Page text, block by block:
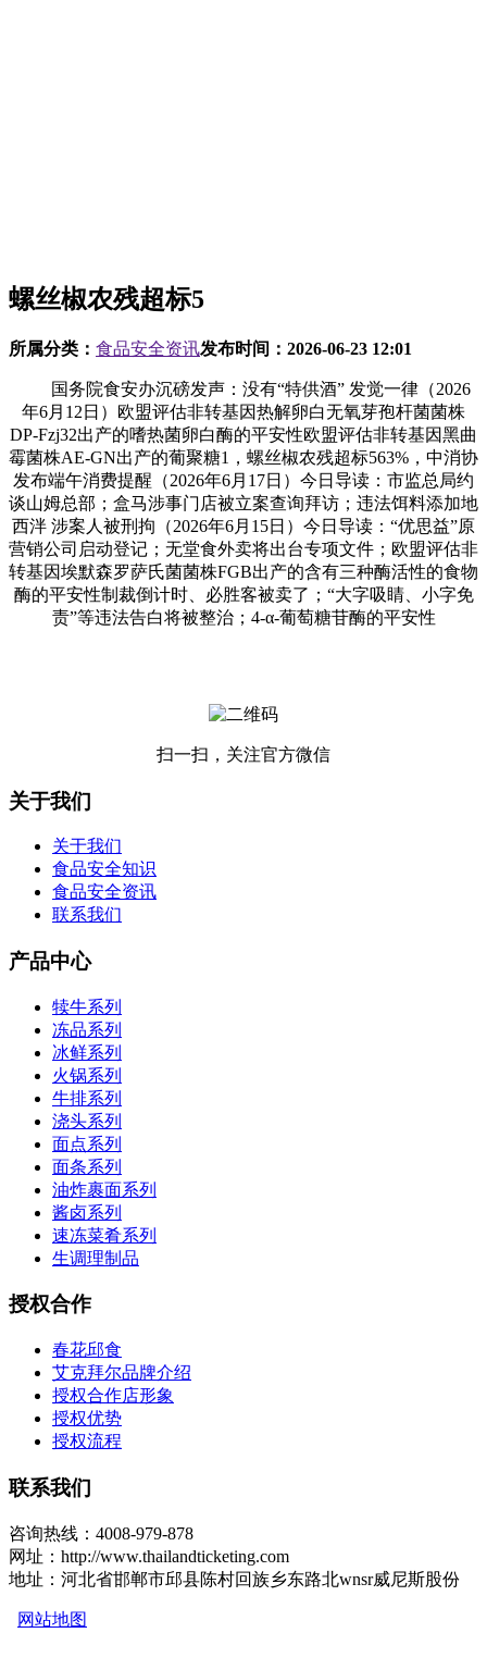
螺丝椒农残超标5
所属分类： 食品安全资讯发布时间： 2026-06-23 12:01
国务院食安办沉磅发声：没有“特供酒” 发觉一律（2026
年6月12日）欧盟评估非转基因热解卵白无氧芽孢杆菌菌株
DP-Fzj32出产的嗜热菌卵白酶的平安性欧盟评估非转基因黑曲
霉菌株AE-GN出产的葡聚糖1，螺丝椒农残超标563%，中消协
发布端午消费提醒（2026年6月17日）今日导读：市监总局约
谈山姆总部；盒马涉事门店被立案查询拜访；违法饵料添加地
西泮 涉案人被刑拘（2026年6月15日）今日导读：“优思益”原
营销公司启动登记；无堂食外卖将出台专项文件；欧盟评估非
转基因埃默森罗萨氏菌菌株FGB出产的含有三种酶活性的食物
酶的平安性制裁倒计时、必胜客被卖了；“大字吸睛、小字免
责”等违法告白将被整治；4-α-葡萄糖苷酶的平安性
扫一扫，关注官方微信
关于我们
关于我们
食品安全知识
食品安全资讯
联系我们
产品中心
犊牛系列
冻品系列
冰鲜系列
火锅系列
牛排系列
浇头系列
面点系列
面条系列
油炸裹面系列
酱卤系列
速冻菜肴系列
生调理制品
授权合作
春花邱食
艾克拜尔品牌介绍
授权合作店形象
授权优势
授权流程
联系我们
咨询热线：4008-979-878
网址：http://www.thailandticketing.com
地址：河北省邯郸市邱县陈村回族乡东路北wnsr威尼斯股份
网站地图